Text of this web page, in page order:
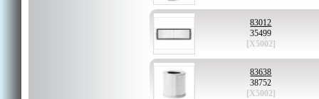
83012
35499
[X5002]
83638
38752
[X5002]